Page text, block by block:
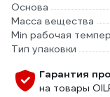
Основа
Масса вещества
Min рабочая
Тип упаковки
Гарантия
на товары